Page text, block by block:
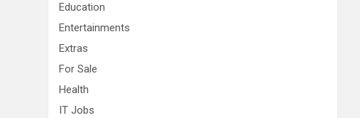
Education
Entertainments
Extras
For Sale
Health
IT Jobs